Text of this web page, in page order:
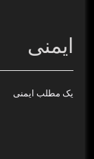
ایمنی
یک مطلب ایمنی